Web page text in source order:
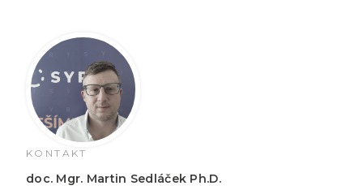
KONTAKT
doc. Mgr. Martin Sedláček Ph.D.